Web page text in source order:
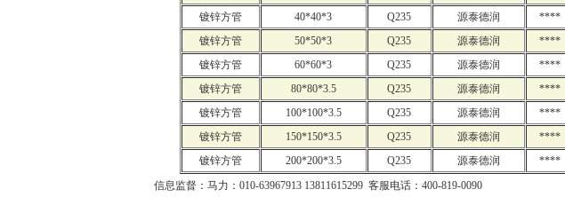
镀锌方管
40*40*3 Q235 源泰德润 ****
镀锌方管
50*50*3 Q235 源泰德润 ****
镀锌方管
60*60*3 Q235 源泰德润 ****
镀锌方管
80*80*3.5 Q235 源泰德润 ****
镀锌方管
100*100*3.5 Q235 源泰德润 ****
镀锌方管
150*150*3.5 Q235 源泰德润 ****
镀锌方管
200*200*3.5 Q235 源泰德润 ****
信息监督：马力：010-63967913 13811615299 客服电话：400-819-0090